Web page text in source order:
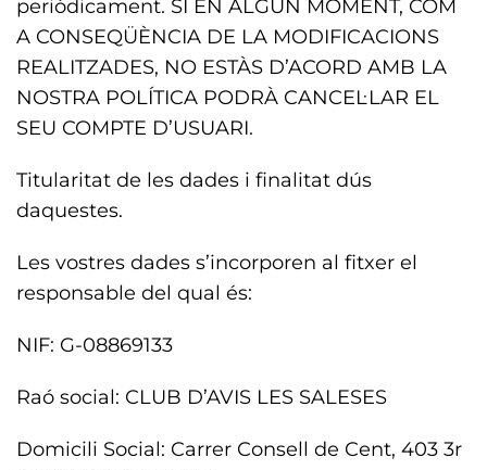
periòdicament. SI EN ALGUN MOMENT, COM
A CONSEQÜÈNCIA DE LA MODIFICACIONS
REALITZADES, NO ESTÀS D’ACORD AMB LA
NOSTRA POLÍTICA PODRÀ CANCEL·LAR EL
SEU COMPTE D’USUARI.
Titularitat de les dades i finalitat dús
daquestes.
Les vostres dades s’incorporen al fitxer el
responsable del qual és:
NIF: G-08869133
Raó social: CLUB D’AVIS LES SALESES
Domicili Social: Carrer Consell de Cent, 403 3r